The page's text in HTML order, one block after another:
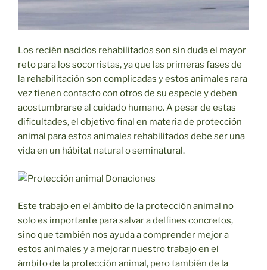
Los recién nacidos rehabilitados son sin duda el mayor
reto para los socorristas, ya que las primeras fases de
la rehabilitación son complicadas y estos animales rara
vez tienen contacto con otros de su especie y deben
acostumbrarse al cuidado humano. A pesar de estas
dificultades, el objetivo final en materia de protección
animal para estos animales rehabilitados debe ser una
vida en un hábitat natural o seminatural.
Este trabajo en el ámbito de la protección animal no
solo es importante para salvar a delfines concretos,
sino que también nos ayuda a comprender mejor a
estos animales y a mejorar nuestro trabajo en el
ámbito de la protección animal, pero también de la